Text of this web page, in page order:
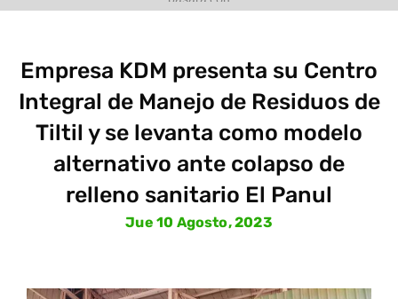
Semana marcada por la lluvia: Revisa el pronóstico del tiempo y que
Empresa KDM presenta su Centro
Integral de Manejo de Residuos de
Tiltil y se levanta como modelo
alternativo ante colapso de
relleno sanitario El Panul
Jue 10 Agosto, 2023